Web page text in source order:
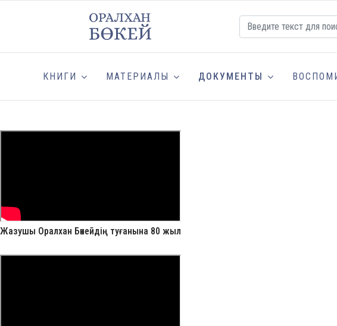
КНИГИ МАТЕРИАЛЫ ДОКУМЕНТЫ
Жазушы Оралхан Бөкейдің туғанына 80 жыл